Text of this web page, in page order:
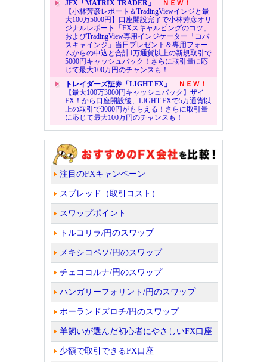
JFX「MATRIX TRADER」
ＮＥＷ！
【小林芳彦レポート＆TradingViewインジと最
大100万5000円】口座開設完了で小林芳彦オリ
ジナルレポート「FXスキャルピングのコツ」
およびTradingView専用インジケーター「コバ
スキャインジ」当日プレゼント＆専用フォー
ムからの申込と合計1万通貨以上の新規取引で
5000円キャッシュバック！さらに取引量に応
じて最大100万円のチャンスも！
トレイダーズ証券「LIGHT FX」
ＮＥＷ！
【最大100万3000円キャッシュバック】ザイ
FX！から口座開設後、LIGHT FXで5万通貨以
上の取引で3000円がもらえる！さらに取引量
に応じて最大100万円のチャンスも！
注目のFXキャンペーン
スプレッド（取引コスト）
スワップポイント
トルコリラ/円のスワップ
メキシコペソ/円のスワップ
チェココルナ/円のスワップ
ハンガリーフォリント/円のスワップ
ポーランドズロチ/円のスワップ
羊飼いが選んだ初心者にやさしいFX口座
少額で取引できるFX口座